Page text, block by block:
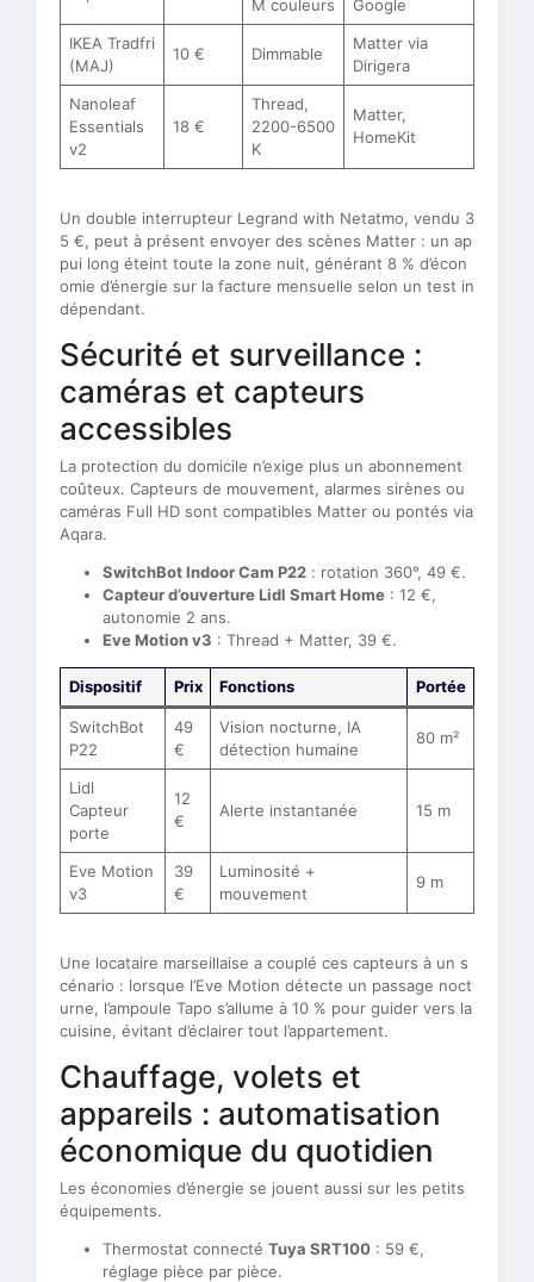
M couleurs
Google
IKEA Tradfri
(MAJ)
10 € Dimmable
Matter via
Dirigera
Nanoleaf
Essentials
v2
18 €
Thread,
2200-6500
K
Matter,
HomeKit
Un double interrupteur Legrand with Netatmo, vendu 3
5 €, peut à présent envoyer des scènes Matter : un ap
pui long éteint toute la zone nuit, générant 8 % d’écon
omie d’énergie sur la facture mensuelle selon un test in
dépendant.
Sécurité et surveillance :
caméras et capteurs
accessibles
La protection du domicile n’exige plus un abonnement
coûteux. Capteurs de mouvement, alarmes sirènes ou
caméras Full HD sont compatibles Matter ou pontés via
Aqara.
SwitchBot Indoor Cam P22 : rotation 360°, 49 €.
Capteur d’ouverture Lidl Smart Home : 12 €,
autonomie 2 ans.
Eve Motion v3 : Thread + Matter, 39 €.
Dispositif Prix Fonctions Portée
SwitchBot
P22
49
€
Vision nocturne, IA
détection humaine
80 m²
Lidl
Capteur
porte
12
€
Alerte instantanée 15 m
Eve Motion
v3
39
€
Luminosité +
mouvement
9 m
Une locataire marseillaise a couplé ces capteurs à un s
cénario : lorsque l’Eve Motion détecte un passage noct
urne, l’ampoule Tapo s’allume à 10 % pour guider vers la
cuisine, évitant d’éclairer tout l’appartement.
Chauffage, volets et
appareils : automatisation
économique du quotidien
Les économies d’énergie se jouent aussi sur les petits
équipements.
Thermostat connecté Tuya SRT100 : 59 €,
réglage pièce par pièce.